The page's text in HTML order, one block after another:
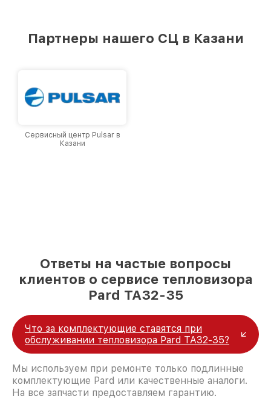
Казани, постоянно повышая уровень доверия
Партнеры нашего СЦ в Казани
Сервисный центр Pulsar в
Казани
Ответы на частые вопросы
клиентов о сервисе тепловизора
Pard TA32-35
Что за комплектующие ставятся при
обслуживании тепловизора Pard TA32-35?
Мы используем при ремонте только подлинные
комплектующие Pard или качественные аналоги.
На все запчасти предоставляем гарантию.